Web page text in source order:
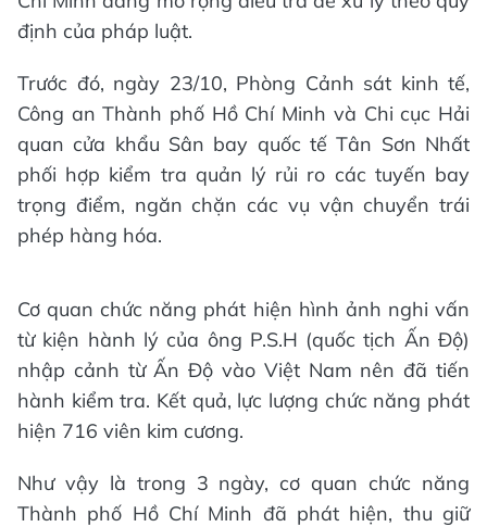
định của pháp luật.
Trước đó, ngày 23/10, Phòng Cảnh sát kinh tế,
Công an Thành phố Hồ Chí Minh và Chi cục Hải
quan cửa khẩu Sân bay quốc tế Tân Sơn Nhất
phối hợp kiểm tra quản lý rủi ro các tuyến bay
trọng điểm, ngăn chặn các vụ vận chuyển trái
phép hàng hóa.
Cơ quan chức năng phát hiện hình ảnh nghi vấn
từ kiện hành lý của ông P.S.H (quốc tịch Ấn Độ)
nhập cảnh từ Ấn Độ vào Việt Nam nên đã tiến
hành kiểm tra. Kết quả, lực lượng chức năng phát
hiện 716 viên kim cương.
Như vậy là trong 3 ngày, cơ quan chức năng
Thành phố Hồ Chí Minh đã phát hiện, thu giữ